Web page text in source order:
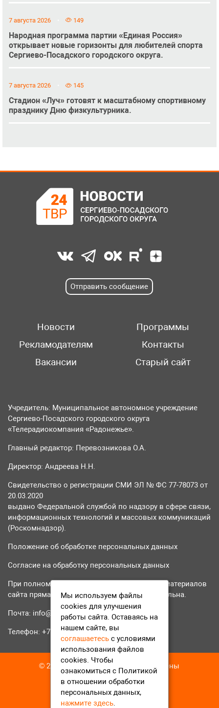
7 августа 2026 149
Народная программа партии «Единая Россия»
открывает новые горизонты для любителей спорта
Сергиево-Посадского городского округа.
7 августа 2026 145
Стадион «Луч» готовят к масштабному спортивному
празднику Дню физкультурника.
Отправить сообщение
Новости
Программы
Рекламодателям
Контакты
Вакансии
Старый сайт
Учредитель: Муниципальное автономное учреждение
Сергиево-Посадского городского округа
«Телерадиокомпания «Радонежье».
Главный редактор: Перевозникова О.А.
Директор: Андреева Н.Н.
Свидетельство о регистрации СМИ ЭЛ № ФС 77-78073 от
20.03.2020
выдано Федеральной службой по надзору в сфере связи,
информационных технологий и массовых коммуникаций
(Роскомнадзор).
Положение об обработке персональных данных
Согласие на обработку персональных данных
При полном или частичном использовании материалов
сайта прямая гиперссылка на tvr24.tv обязательна.
Почта: info@tvr24.tv
Телефон: +7 (496) 551-04-95
© 2016-2023 ТВР24 Все права защищены
Мы используем файлы
cookies для улучшения
работы сайта. Оставаясь на
нашем сайте, вы
соглашаетесь с условиями
использования файлов
cookies. Чтобы
ознакомиться с Политикой
в отношении обработки
персональных данных,
нажмите здесь.